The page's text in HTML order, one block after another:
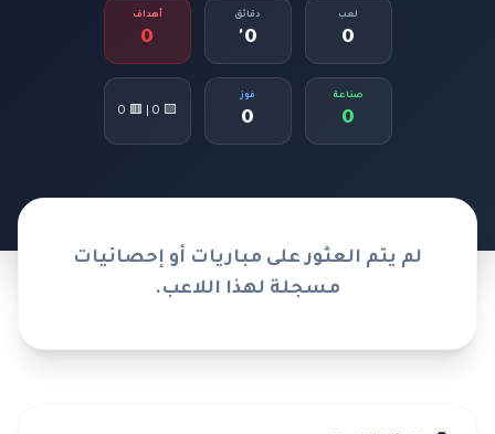
لعب
0
دقائق
0'
أهداف
0
صناعة
0
فوز
0
🟨 0 | 🟥 0
لم يتم العثور على مباريات أو إحصائيات
مسجلة لهذا اللاعب.